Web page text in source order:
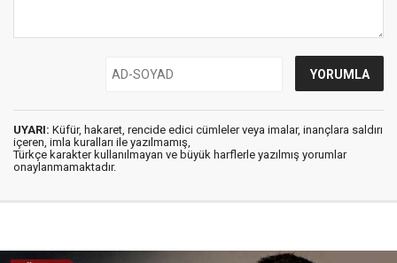
UYARI: Küfür, hakaret, rencide edici cümleler veya imalar, inançlara saldırı
içeren, imla kuralları ile yazılmamış,
Türkçe karakter kullanılmayan ve büyük harflerle yazılmış yorumlar
onaylanmamaktadır.